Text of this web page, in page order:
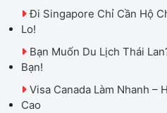
Đi Singapore Chỉ Cần Hộ
Lo!
Bạn Muốn Du Lịch Thái
Bạn!
Visa Canada Làm Nhanh –
Cao